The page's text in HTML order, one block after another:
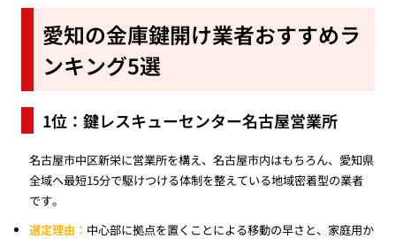
愛知の金庫鍵開け業者おすすめラ
ンキング5選
1位：鍵レスキューセンター名古屋営業所
名古屋市中区新栄に営業所を構え、名古屋市内はもちろん、愛知県
全域へ最短15分で駆けつける体制を整えている地域密着型の業者
です。
選定理由： 中心部に拠点を置くことによる移動の早さと、家庭用か